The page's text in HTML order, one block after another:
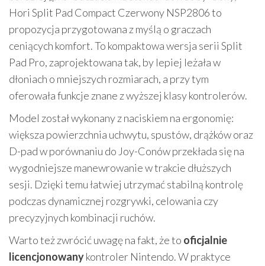
Hori Split Pad Compact Czerwony NSP2806 to
propozycja przygotowana z myślą o graczach
ceniących komfort. To kompaktowa wersja serii Split
Pad Pro, zaprojektowana tak, by lepiej leżała w
dłoniach o mniejszych rozmiarach, a przy tym
oferowała funkcje znane z wyższej klasy kontrolerów.
Model został wykonany z naciskiem na ergonomię:
większa powierzchnia uchwytu, spustów, drążków oraz
D-pad w porównaniu do Joy-Conów przekłada się na
wygodniejsze manewrowanie w trakcie dłuższych
sesji. Dzięki temu łatwiej utrzymać stabilną kontrolę
podczas dynamicznej rozgrywki, celowania czy
precyzyjnych kombinacji ruchów.
Warto też zwrócić uwagę na fakt, że to oficjalnie
licencjonowanykontroler Nintendo. W praktyce